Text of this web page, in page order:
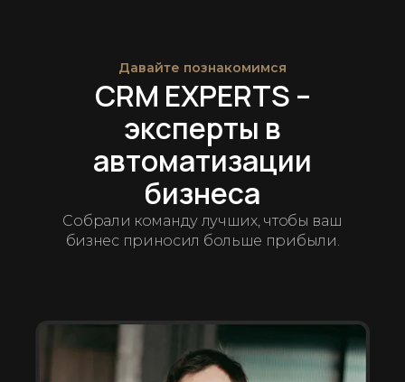
Давайте познакомимся
CRM EXPERTS –
эксперты в
автоматизации
бизнеса
Собрали команду лучших, чтобы ваш
бизнес приносил больше прибыли.